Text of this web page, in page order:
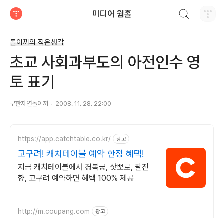
미디어 웜홀
돌이끼의 작은생각
초교 사회과부도의 아전인수 영
토 표기
무한자연돌이끼 2008. 11. 28. 22:00
https://app.catchtable.co.kr/ 광고
고구려! 캐치테이블 예약 한정 혜택!
지금 캐치테이블에서 경복궁, 삿뽀로, 팔진
향, 고구려 예약하면 혜택 100% 제공
http://m.coupang.com 광고